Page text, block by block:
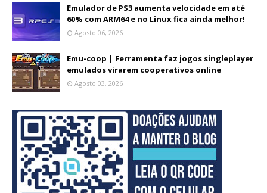
Emulador de PS3 aumenta velocidade em até
60% com ARM64 e no Linux fica ainda melhor!
Agosto 06, 2026
Emu-coop | Ferramenta faz jogos singleplayer
emulados virarem cooperativos online
Agosto 03, 2026